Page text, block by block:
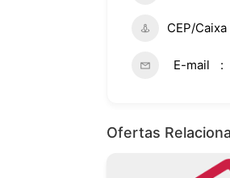
CEP/
E-mail
Ofertas